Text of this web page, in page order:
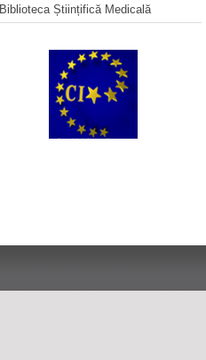
Biblioteca Științifică Medicală